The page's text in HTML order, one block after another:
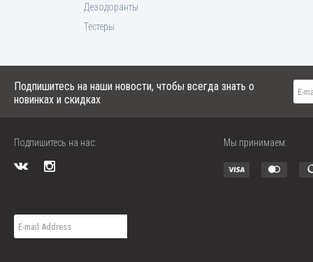
Дезодоранты
Тестеры
Подпишитесь на наши новости, чтобы всегда знать о
новинках и скидках
Подпишитесь на нас: Мы принимаем: